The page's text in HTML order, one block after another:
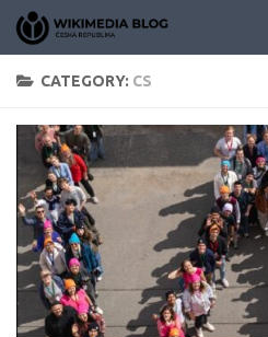
Skip to content
CATEGORY: CS